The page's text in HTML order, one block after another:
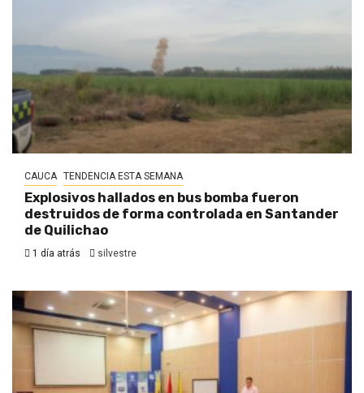
CAUCA TENDENCIA ESTA SEMANA
Explosivos hallados en bus bomba fueron
destruidos de forma controlada en Santander
de Quilichao
1 día atrás silvestre